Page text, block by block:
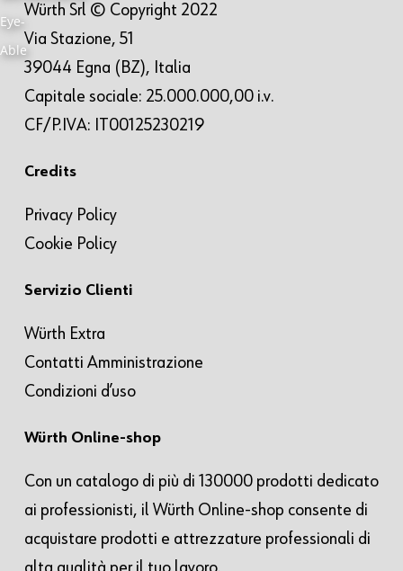
Würth Srl © Copyright 2022
Via Stazione, 51
39044 Egna (BZ), Italia
Capitale sociale: 25.000.000,00 i.v.
CF/P.IVA: IT00125230219
Credits
Privacy Policy
Cookie Policy
Servizio Clienti
Würth Extra
Contatti Amministrazione
Condizioni d’uso
Würth Online-shop
Con un catalogo di più di 130000 prodotti dedicato
ai professionisti, il Würth Online-shop consente di
acquistare prodotti e attrezzature professionali di
alta qualità per il tuo lavoro.